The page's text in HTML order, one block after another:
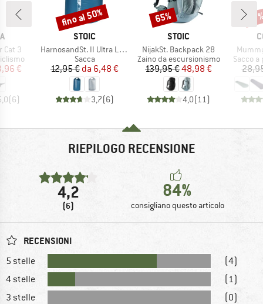
Cat 3
ridotto
€
(6)
MARCHIO
STOIC
Articolo
HarnosandSt. II Ultra Lite Dry Bag
Gruppo di prodotti
Sacca
Prezzo
12,95 € Prezzo ridotto
da 6,48 €
3,7(6)
Sconto
fino al 50%
MARCHIO
STOIC
Articolo
NijakSt. Backpack 28
Gruppo di prodotti
Zaino da escursionismo
Prezzo
139,95 €Prezzo ridotto
48,98 €
4,0(11 )
Sconto
65%
Articolo
Gruppo
Sacco a
RIEPILOGO RECENSIONE
4,2
(6)
84%
consigliano questo articolo
RECENSIONI
5 stelle
(4)
4 stelle
(1)
3 stelle
(0)